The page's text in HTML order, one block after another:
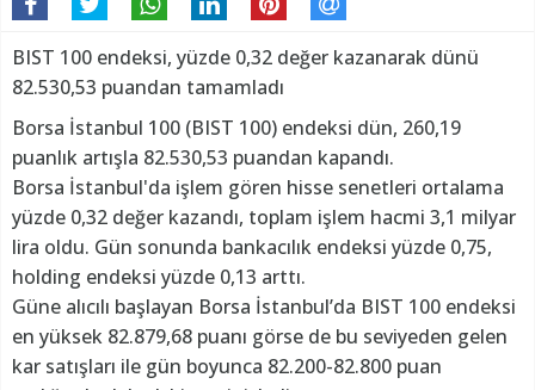
BIST 100 endeksi, yüzde 0,32 değer kazanarak dünü
82.530,53 puandan tamamladı
Borsa İstanbul 100 (BIST 100) endeksi dün, 260,19
puanlık artışla 82.530,53 puandan kapandı.
Borsa İstanbul'da işlem gören hisse senetleri ortalama
yüzde 0,32 değer kazandı, toplam işlem hacmi 3,1 milyar
lira oldu. Gün sonunda bankacılık endeksi yüzde 0,75,
holding endeksi yüzde 0,13 arttı.
Güne alıcılı başlayan Borsa İstanbul’da BIST 100 endeksi
en yüksek 82.879,68 puanı görse de bu seviyeden gelen
kar satışları ile gün boyunca 82.200-82.800 puan